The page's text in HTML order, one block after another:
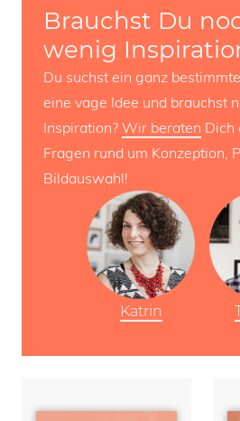
Brauchst Du
wenig
Du suchst ein ganz
eine vage Idee und brauchst
Inspiration? Wir beraten Dich
Fragen rund um Konzeption,
Bildauswahl!
Katrin